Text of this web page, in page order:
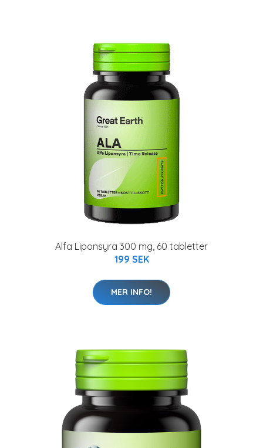
Alfa Liponsyra 300 mg, 60 tabletter
199 SEK
MER INFO!